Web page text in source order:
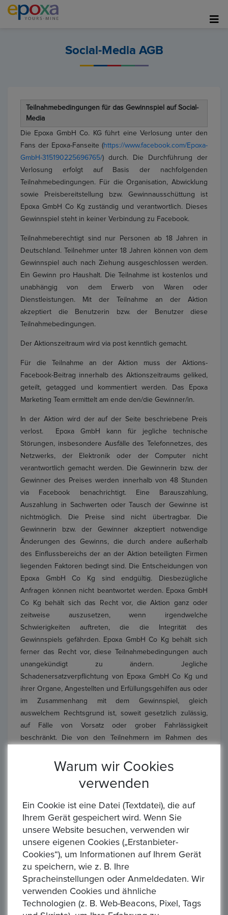
Social-Media AGB
Teilnahmebedingungen für das Gewinnspiel auf Social-
Media
Die Epoxa GmbH Co. KG führt eine Verlosung unter den
Fans der Epoxa-Fanseite (https://www.facebook.com/Epoxa-
GmbH-315190225696765/) durch. Die Durchführung der
Verlosung erfolgt auf Basis der nachfolgenden
Teilnahmebedingungen. Für die Organisation, Abwicklung
sowie Preisbereitstellung bzw. Gewinnausschüttung ist
Epoxa GmbH Co Kg zuständig und verantwortlich. Dieses
Gewinnspiel steht in keiner Verbindung zu Facebook.
Teilnahmeberechtigt sind nur Personen ab 18 Jahren in
Deutschland. Teilnehmer unter 18 Jahren können von dem
Gewinnspiel auch nach Ziehung ausgeschlossen werden.
Ein Gewinn pro Haushalt. Die Teilnahme ist kostenlos und
unabhängig von dem Erwerb von Waren oder
Dienstleistungen. Mit der Teilnahme an der Aktion
akzeptiert die Benutzerin bzw. der Benutzer diese
Teilnahmebedingungen.
Der Aktionszeitraum wird via post kenntlich gemacht.
Für die Teilnahme an der Aktion muss der Aktions-
Facebook-Beitrag innerhalb des Aktionszeitraums geliked,
geteilt, getagged und kommentiert werden. Das Epoxa
Marketing Team ermittelt am ende den/die Gewinner/in.
In der Aktion wird der auf der Seite beschriebene Preis
verlost. Epoxa GmbH kann für jegliche technische
Störungen, insbesondere Ausfälle des Telefonnetzes, des
Netzwerks, der Elektronik oder der Computer nicht
verantwortlich gemacht werden. Die Gewinnerin bzw. der
Gewinner des Preises werden innerhalb von 48 Stunden
via Facebook benachrichtigt. Eine Barauszahlung,
Auszahlung in Sachwerten oder Tausch der Gewinne ist
nichtmöglich. Die Preise sind nicht übertragbar. Die
Gewinnerin bzw. der Gewinner akzeptiert notwendige
Änderungen des Gewinns, die durch andere außerhalb
des Einflussbereichs der an der Aktion beteiligten Firmen
liegenden Faktoren bedingt sind. Die Entscheidungen von
Epoxa GmbH Co Kg sind endgültig. Diesbezügliche
Anfragen können nicht beantwortet werden. Epoxa GmbH
Co Kg behält sich das Recht vor, die Aktion ganz oder
zeitweise auszusetzen, wenn irgendwelche
Schwierigkeiten auftreten, die die Integrität des
Gewinnspiels gefährden. Epoxa GmbH Co Kg behält sich
ferner das Recht vor, diese Teilnahmebedingungen auch
unangekündigt zu ändern. Jegliche
Schadenersatzverpflichtung von Epoxa GmbH Co Kg und
ihrer Organe, Angestellten und Erfüllungsgehilfen aus oder
im Zusammenhang mit dem Gewinnspiel, gleich
auswelchem Rechtsgrund ist, soweit gesetzlich zulässig,
auf Fälle von Vorsatz oder grober Fahrlässigkeit
beschränkt. Die von den Teilnehmern im Rahmen des
werden von Epoxa GmbH Co Kg ausschließlich zum
erhoben, gespeichert, genutzt sowie – etwa zum Zwecke
weitergehende Verwendung findet nicht statt.
Verantwortliche Stelle im Sinne der geltenden
Datenschutzgesetze ist die Epoxa GmbH Co Kg, Auf der
Hatterwiese 8, 63322 Rödermark.
Der Rechtsweg ist ausgeschlossen.
Warum wir Cookies
verwenden
Ein Cookie ist eine Datei (Textdatei), die auf
Ihrem Gerät gespeichert wird. Wenn Sie
unsere Website besuchen, verwenden wir
unsere eigenen Cookies („Erstanbieter-
Cookies“), um Informationen auf Ihrem Gerät
zu speichern, wie z. B. Ihre
Spracheinstellungen oder Anmeldedaten. Wir
verwenden Cookies und ähnliche
Technologien (z. B. Web-Beacons, Pixel, Tags